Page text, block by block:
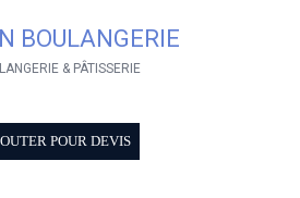
BOULANGERIE
& PÂTISSERIE
POUR DEVIS